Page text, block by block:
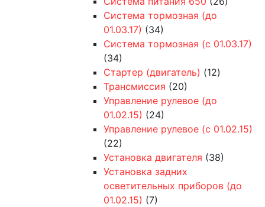
Система тормозная (до
01.03.17) (34)
Система тормозная (с 01.03.17)
(34)
Стартер (двигатель) (12)
Трансмиссия (20)
Управление рулевое (до
01.02.15) (24)
Управление рулевое (с 01.02.15)
(22)
Установка двигателя (38)
Установка задних
осветительных приборов (до
01.02.15) (7)